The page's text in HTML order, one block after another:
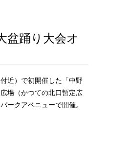
盆踊り大会オ
近）で初開催した「中野
場（かつての北口暫定広
ークアベニューで開催。